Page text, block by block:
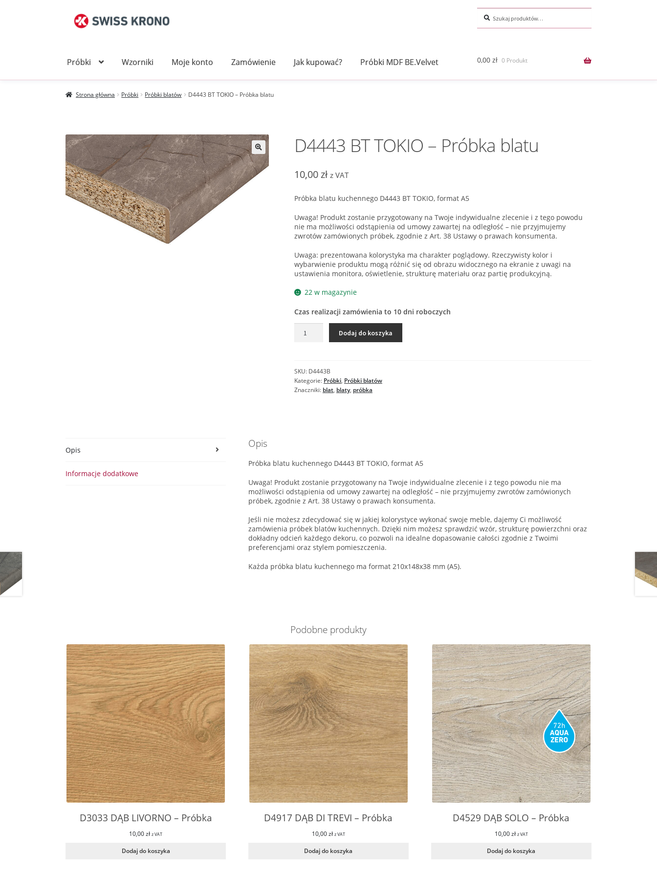
Przejdź
nawigacji
Przejdź
treści
Próbki Wzorniki Moje konto Zamówienie Jak kupować? Próbki MDF BE.Velvet 0,00 zł 0 Produkt
Strona główna Próbki Próbki blatów D4443 BT TOKIO – Próbka blatu
D4443 BT TOKIO – Próbka blatu
10,00zł z VAT
Próbka blatu kuchennego D4443 BT TOKIO, format A5
Uwaga! Produkt zostanie przygotowany na Twoje indywidualne zlecenie i z tego powodu
nie ma możliwości odstąpienia od umowy zawartej na odległość – nie przyjmujemy
zwrotów zamówionych próbek, zgodnie z Art. 38 Ustawy o prawach konsumenta.
Uwaga: prezentowana kolorystyka ma charakter poglądowy. Rzeczywisty kolor i
wybarwienie produktu mogą różnić się od obrazu widocznego na ekranie z uwagi na
ustawienia monitora, oświetlenie, strukturę materiału oraz partię produkcyjną.
22 w magazynie
Czas realizacji zamówienia to 10 dni roboczych
D4443
Próbka
blatu
Dodaj do koszyka
SKU: D4443B
Kategorie: Próbki, Próbki blatów
Znaczniki: blat, blaty, próbka
Opis
Informacje dodatkowe
Opis
Próbka blatu kuchennego D4443 BT TOKIO, format A5
Uwaga! Produkt zostanie przygotowany na Twoje indywidualne zlecenie i z tego powodu nie ma
możliwości odstąpienia od umowy zawartej na odległość – nie przyjmujemy zwrotów zamówionych
próbek, zgodnie z Art. 38 Ustawy o prawach konsumenta.
Jeśli nie możesz zdecydować się w jakiej kolorystyce wykonać swoje meble, dajemy Ci możliwość
zamówienia próbek blatów kuchennych. Dzięki nim możesz sprawdzić wzór, strukturę powierzchni oraz
dokładny odcień każdego dekoru, co pozwoli na idealne dopasowanie całości zgodnie z Twoimi
preferencjami oraz stylem pomieszczenia.
Każda próbka blatu kuchennego ma format 210x148x38 mm (A5).
Podobne produkty
D3033 DĄB LIVORNO – Próbka
10,00zł z VAT
Dodaj do koszyka
D4917 DĄB DI TREVI – Próbka
10,00zł z VAT
Dodaj do koszyka
D4529 DĄB SOLO – Próbka
10,00zł z VAT
Dodaj do koszyka